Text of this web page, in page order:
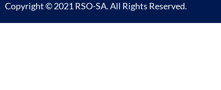
Copyright © 2021 RSO-SA. All Rights Reserved.